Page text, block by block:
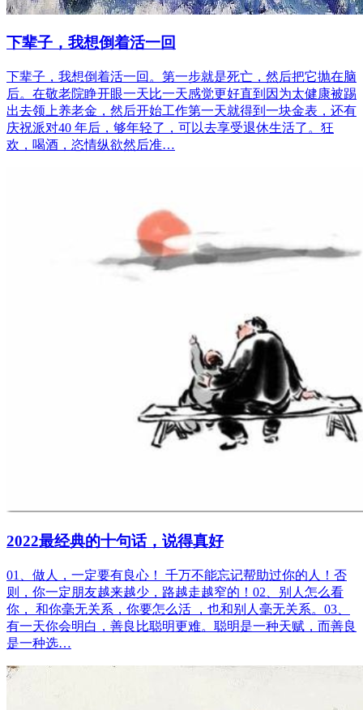
下辈子，我想倒着活一回
下辈子，我想倒着活一回。第一步就是死亡，然后把它抛在脑
后。在敬老院睁开眼一天比一天感觉更好直到因为太健康被踢
出去领上养老金，然后开始工作第一天就得到一块金表，还有
庆祝派对40 年后，够年轻了，可以去享受退休生活了。狂
欢，喝酒，恣情纵欲然后准…
2022最经典的十句话，说得真好
01、做人，一定要有良心！ 千万不能忘记帮助过你的人！否
则，你一定朋友越来越少，路越走越窄的！02、别人怎么看
你， 和你毫无关系，你要怎么活 ，也和别人毫无关系。03、
有一天你会明白，善良比聪明更难。聪明是一种天赋，而善良
是一种选…